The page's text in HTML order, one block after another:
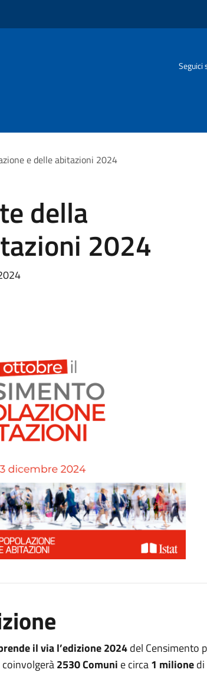
Seguici
e delle abitazioni 2024
della
2024
il via l’edizione 2024del Censimento
2530 Comuni e circa1 milione